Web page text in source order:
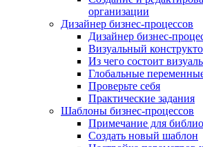
организации
Дизайнер бизнес-процессов
Дизайнер бизнес-
Визуальный
Из чего состоит
Глобальные
Проверьте себя
Практические задания
Шаблоны бизнес-процессов
Примечание для
Создать новый шаблон